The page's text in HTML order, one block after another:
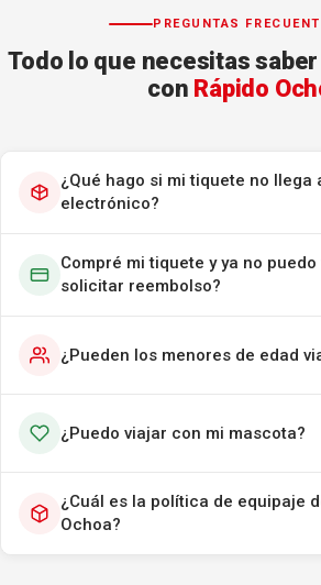
PREGUNTAS
Todo lo que necesitas
con Rápido
¿Qué hago si mi tiquete no llega
electrónico?
Compré mi tiquete y ya no
solicitar reembolso?
¿Pueden los menores de edad
¿Puedo viajar con mi mascota?
¿Cuál es la política de equipaje
Ochoa?